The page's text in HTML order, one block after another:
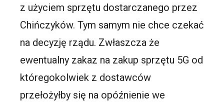
z użyciem sprzętu dostarczanego przez
Chińczyków. Tym samym nie chce czekać
na decyzję rządu. Zwłaszcza że
ewentualny zakaz na zakup sprzętu 5G od
któregokolwiek z dostawców
przełożyłby się na opóźnienie we